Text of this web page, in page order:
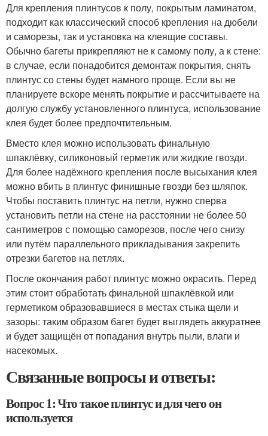
Для крепления плинтусов к полу, покрытым ламинатом,
подходит как классический способ крепления на дюбели
и саморезы, так и установка на клеящие составы.
Обычно багеты прикрепляют не к самому полу, а к стене:
в случае, если понадобится демонтаж покрытия, снять
плинтус со стены будет намного проще. Если вы не
планируете вскоре менять покрытие и рассчитываете на
долгую службу установленного плинтуса, использование
клея будет более предпочтительным.
Вместо клея можно использовать финальную
шпаклёвку, силиконовый герметик или жидкие гвозди.
Для более надёжного крепления после высыхания клея
можно вбить в плинтус финишные гвозди без шляпок.
Чтобы поставить плинтус на петли, нужно сперва
установить петли на стене на расстоянии не более 50
сантиметров с помощью саморезов, после чего снизу
или путём параллельного прикладывания закрепить
отрезки багетов на петлях.
После окончания работ плинтус можно окрасить. Перед
этим стоит обработать финальной шпаклёвкой или
герметиком образовавшиеся в местах стыка щели и
зазоры: таким образом багет будет выглядеть аккуратнее
и будет защищён от попадания внутрь пыли, влаги и
насекомых.
Связанные вопросы и ответы:
Вопрос 1: Что такое плинтус и для чего он
используется